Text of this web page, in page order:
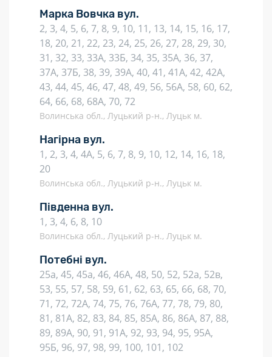
Марка Вовчка вул.
2, 3, 4, 5, 6, 7, 8, 9, 10, 11, 13, 14, 15, 16, 17,
18, 20, 21, 22, 23, 24, 25, 26, 27, 28, 29, 30,
31, 32, 33, 33А, 33Б, 34, 35, 35А, 36, 37,
37А, 37Б, 38, 39, 39А, 40, 41, 41А, 42, 42А,
43, 44, 45, 46, 47, 48, 49, 56, 56А, 58, 60, 62,
64, 66, 68, 68А, 70, 72
Волинська обл., Луцький р-н., Луцьк м.
Нагірна вул.
1, 2, 3, 4, 4А, 5, 6, 7, 8, 9, 10, 12, 14, 16, 18,
20
Волинська обл., Луцький р-н., Луцьк м.
Південна вул.
1, 3, 4, 6, 8, 10
Волинська обл., Луцький р-н., Луцьк м.
Потебні вул.
25а, 45, 45а, 46, 46А, 48, 50, 52, 52а, 52в,
53, 55, 57, 58, 59, 61, 62, 63, 65, 66, 68, 70,
71, 72, 72А, 74, 75, 76, 76А, 77, 78, 79, 80,
81, 81А, 82, 83, 84, 85, 85А, 86, 86А, 87, 88,
89, 89А, 90, 91, 91А, 92, 93, 94, 95, 95А,
95Б, 96, 97, 98, 99, 100, 101, 102